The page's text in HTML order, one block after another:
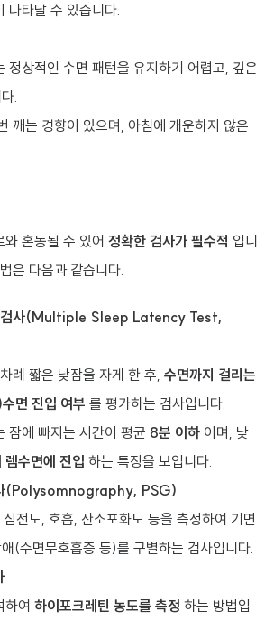
나타날 수 있습니다.
정상적인 수면 패턴을 유지하기 어렵고, 깊은
.
깨는 경향이 있으며, 아침에 개운하지 않은
혼동될 수 있어 정확한 검사가 필수적 입니
은 다음과 같습니다.
검사(Multiple Sleep Latency Test,
례 짧은 낮잠을 자게 한 후, 수면까지 걸리는
면 진입 여부 를 평가하는 검사입니다.
잠에 빠지는 시간이 평균 8분 이하 이며, 낮
렘수면에 진입 하는 특징을 보입니다.
(Polysomnography, PSG)
전도, 호흡, 산소포화도 등을 측정하여 기면
(수면무호흡증 등)를 구별하는 검사입니다.
하여 하이포크레틴 농도를 측정 하는 방법입